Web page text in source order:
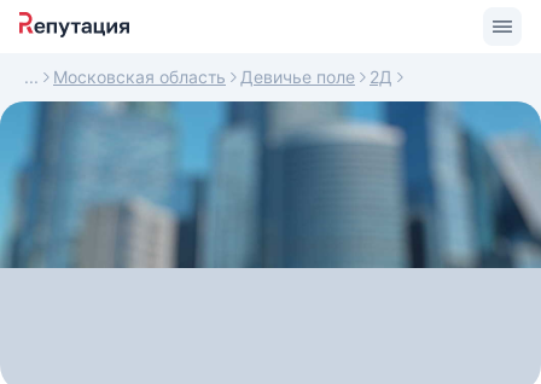
Московская область Девичье поле 2Д